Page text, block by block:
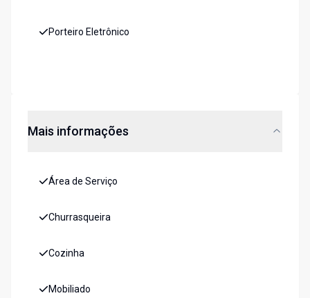
Porteiro Eletrônico
Mais informações
Área de Serviço
Churrasqueira
Cozinha
Mobiliado